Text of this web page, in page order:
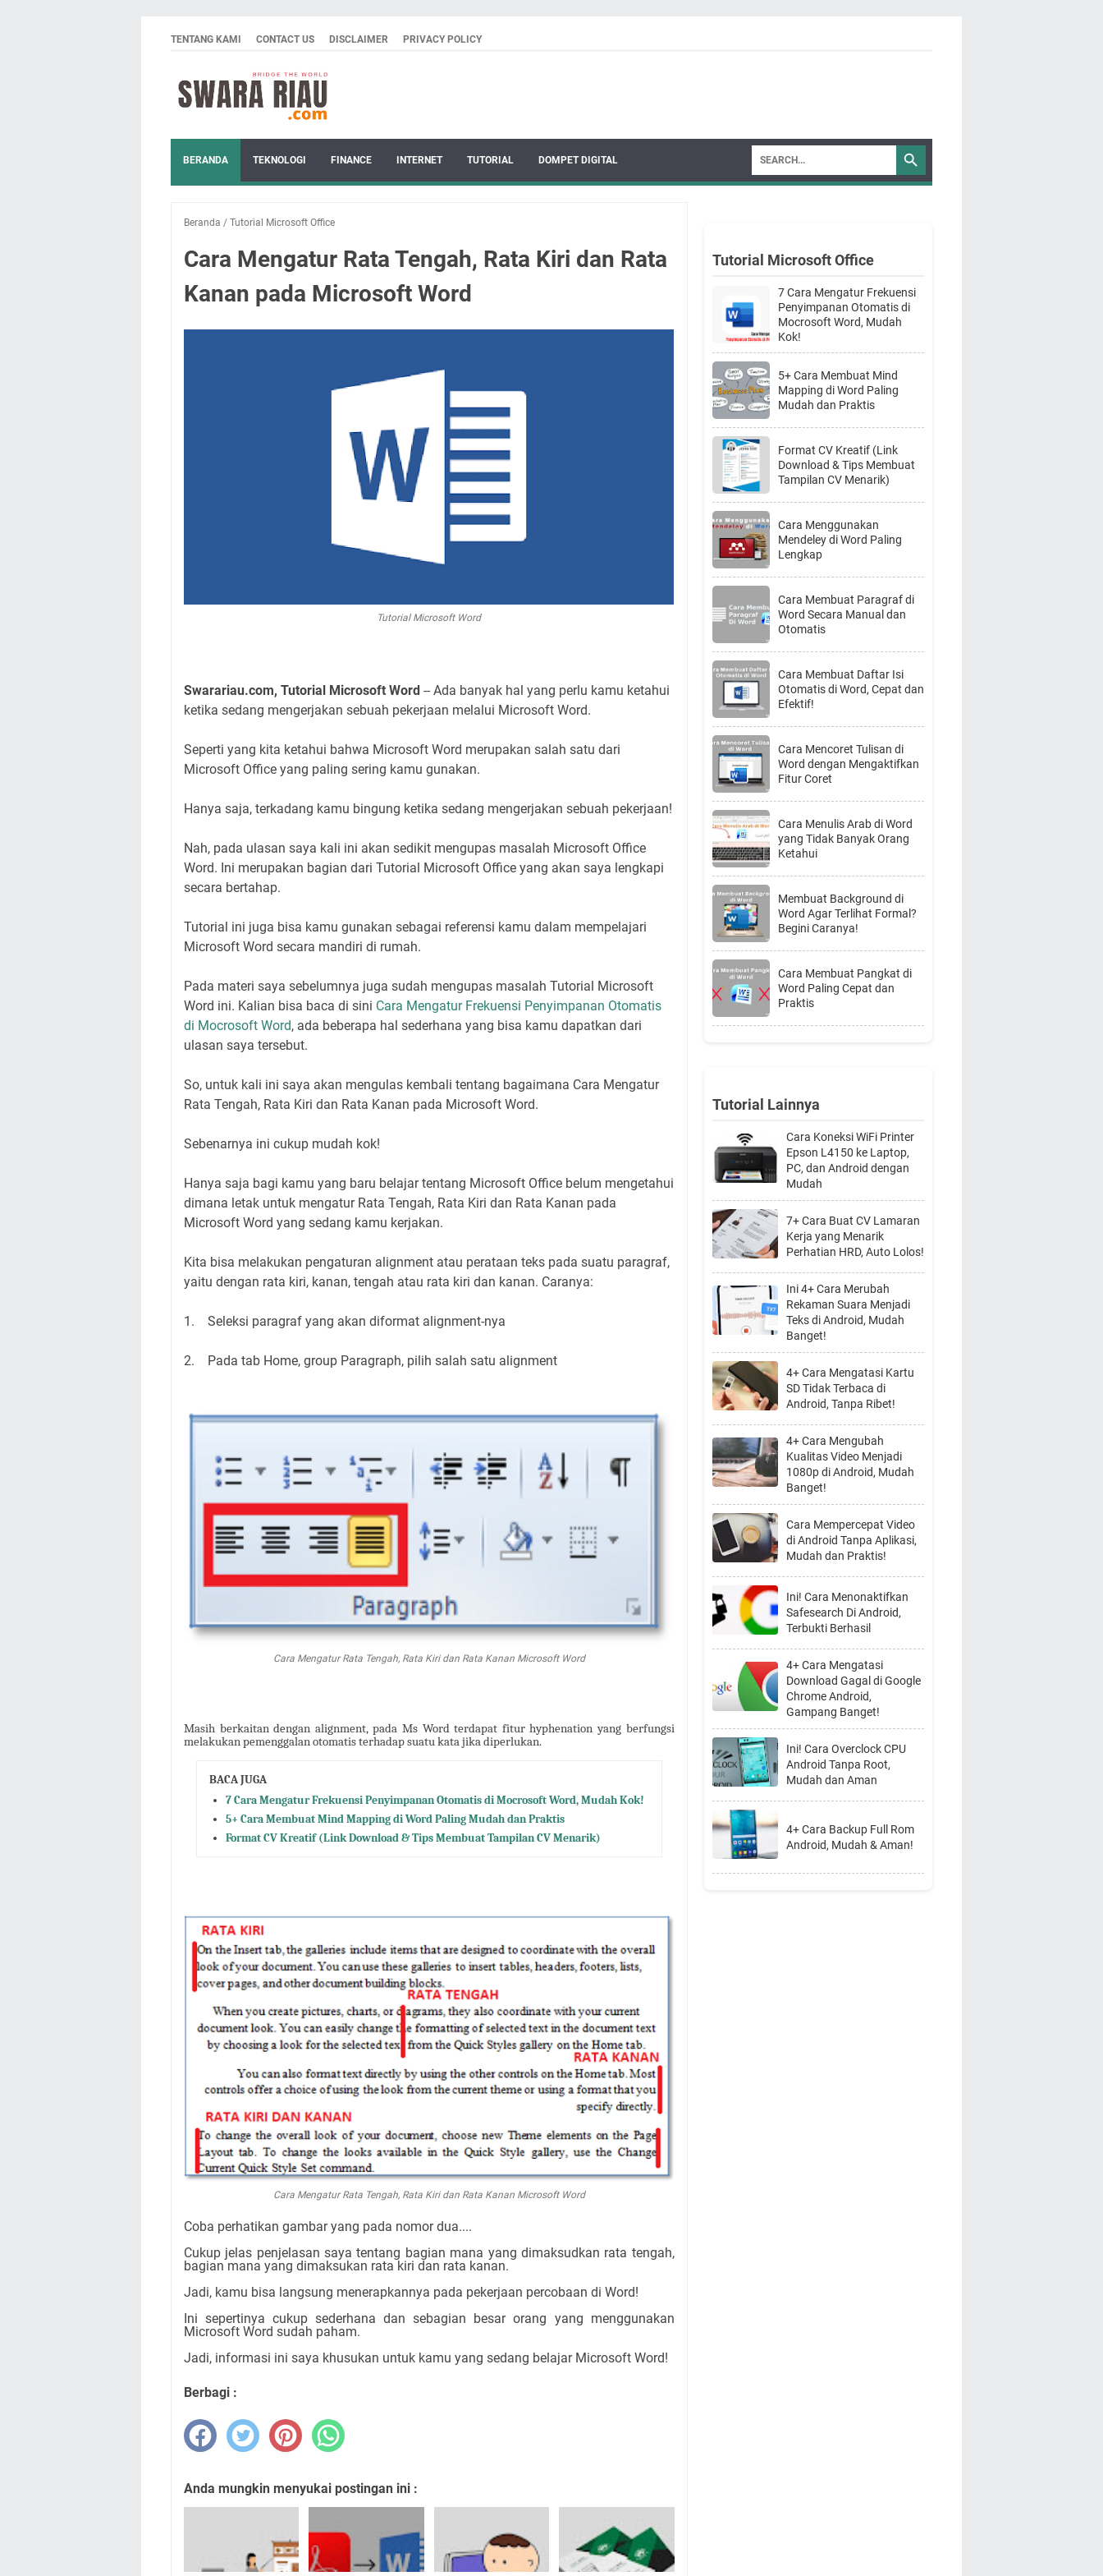
TENTANG KAMI CONTACT US DISCLAIMER PRIVACY POLICY
BERANDA TEKNOLOGI FINANCE INTERNET TUTORIAL DOMPET DIGITAL
Beranda / Tutorial Microsoft Office
Cara Mengatur Rata Tengah, Rata Kiri dan Rata
Kanan pada Microsoft Word
Tutorial Microsoft Word
Swarariau.com, Tutorial Microsoft Word -- Ada banyak hal yang perlu kamu ketahui
ketika sedang mengerjakan sebuah pekerjaan melalui Microsoft Word.
Seperti yang kita ketahui bahwa Microsoft Word merupakan salah satu dari
Microsoft Office yang paling sering kamu gunakan.
Hanya saja, terkadang kamu bingung ketika sedang mengerjakan sebuah pekerjaan!
Nah, pada ulasan saya kali ini akan sedikit mengupas masalah Microsoft Office
Word. Ini merupakan bagian dari Tutorial Microsoft Office yang akan saya lengkapi
secara bertahap.
Tutorial ini juga bisa kamu gunakan sebagai referensi kamu dalam mempelajari
Microsoft Word secara mandiri di rumah.
Pada materi saya sebelumnya juga sudah mengupas masalah Tutorial Microsoft
Word ini. Kalian bisa baca di sini Cara Mengatur Frekuensi Penyimpanan Otomatis
di Mocrosoft Word, ada beberapa hal sederhana yang bisa kamu dapatkan dari
ulasan saya tersebut.
So, untuk kali ini saya akan mengulas kembali tentang bagaimana Cara Mengatur
Rata Tengah, Rata Kiri dan Rata Kanan pada Microsoft Word.
Sebenarnya ini cukup mudah kok!
Hanya saja bagi kamu yang baru belajar tentang Microsoft Office belum mengetahui
dimana letak untuk mengatur Rata Tengah, Rata Kiri dan Rata Kanan pada
Microsoft Word yang sedang kamu kerjakan.
Kita bisa melakukan pengaturan alignment atau perataan teks pada suatu paragraf,
yaitu dengan rata kiri, kanan, tengah atau rata kiri dan kanan. Caranya:
1. Seleksi paragraf yang akan diformat alignment-nya
2. Pada tab Home, group Paragraph, pilih salah satu alignment
Cara Mengatur Rata Tengah, Rata Kiri dan Rata Kanan Microsoft Word
Masih berkaitan dengan alignment, pada Ms Word terdapat fitur hyphenation yang berfungsi
melakukan pemenggalan otomatis terhadap suatu kata jika diperlukan.
BACA JUGA
7 Cara Mengatur Frekuensi Penyimpanan Otomatis di Mocrosoft Word, Mudah Kok!
5+ Cara Membuat Mind Mapping di Word Paling Mudah dan Praktis
Format CV Kreatif (Link Download & Tips Membuat Tampilan CV Menarik)
Cara Mengatur Rata Tengah, Rata Kiri dan Rata Kanan Microsoft Word
Coba perhatikan gambar yang pada nomor dua....
Cukup jelas penjelasan saya tentang bagian mana yang dimaksudkan rata tengah,
bagian mana yang dimaksukan rata kiri dan rata kanan.
Jadi, kamu bisa langsung menerapkannya pada pekerjaan percobaan di Word!
Ini sepertinya cukup sederhana dan sebagian besar orang yang menggunakan
Microsoft Word sudah paham.
Jadi, informasi ini saya khusukan untuk kamu yang sedang belajar Microsoft Word!
Berbagi :
Anda mungkin menyukai postingan ini :
Tutorial Microsoft Office
7 Cara Mengatur Frekuensi
Penyimpanan Otomatis di
Mocrosoft Word, Mudah
Kok!
5+ Cara Membuat Mind
Mapping di Word Paling
Mudah dan Praktis
Format CV Kreatif (Link
Download & Tips Membuat
Tampilan CV Menarik)
Cara Menggunakan
Mendeley di Word Paling
Lengkap
Cara Membuat Paragraf di
Word Secara Manual dan
Otomatis
Cara Membuat Daftar Isi
Otomatis di Word, Cepat dan
Efektif!
Cara Mencoret Tulisan di
Word dengan Mengaktifkan
Fitur Coret
Cara Menulis Arab di Word
yang Tidak Banyak Orang
Ketahui
Membuat Background di
Word Agar Terlihat Formal?
Begini Caranya!
Cara Membuat Pangkat di
Word Paling Cepat dan
Praktis
Tutorial Lainnya
Cara Koneksi WiFi Printer
Epson L4150 ke Laptop,
PC, dan Android dengan
Mudah
7+ Cara Buat CV Lamaran
Kerja yang Menarik
Perhatian HRD, Auto Lolos!
Ini 4+ Cara Merubah
Rekaman Suara Menjadi
Teks di Android, Mudah
Banget!
4+ Cara Mengatasi Kartu
SD Tidak Terbaca di
Android, Tanpa Ribet!
4+ Cara Mengubah
Kualitas Video Menjadi
1080p di Android, Mudah
Banget!
Cara Mempercepat Video
di Android Tanpa Aplikasi,
Mudah dan Praktis!
Ini! Cara Menonaktifkan
Safesearch Di Android,
Terbukti Berhasil
4+ Cara Mengatasi
Download Gagal di Google
Chrome Android,
Gampang Banget!
Ini! Cara Overclock CPU
Android Tanpa Root,
Mudah dan Aman
4+ Cara Backup Full Rom
Android, Mudah & Aman!